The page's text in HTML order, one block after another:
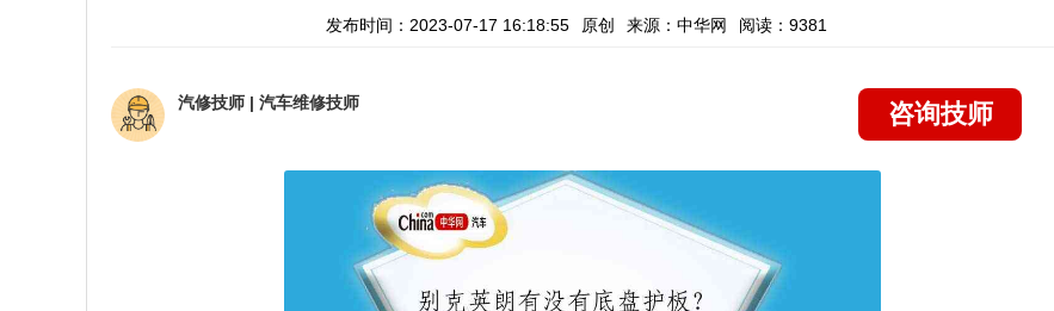
发布时间：2023-07-17 16:18:55 原创 来源：中华网 阅读：9381
汽修技师 | 汽车维修技师 咨询技师